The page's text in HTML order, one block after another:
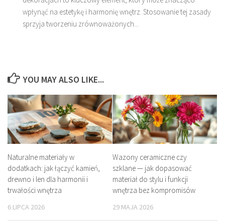
wpłynąć na estetykę i harmonię wnętrz. Stosowanie tej zasady
sprzyja tworzeniu zrównoważonych...
YOU MAY ALSO LIKE...
Naturalne materiały w
dodatkach: jak łączyć kamień,
drewno i len dla harmonii i
trwałości wnętrza
6 LIPCA 2026
Wazony ceramiczne czy
szklane — jak dopasować
materiał do stylu i funkcji
wnętrza bez kompromisów
29 MAJA 2026